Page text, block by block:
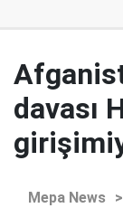
davası
Mepa News >